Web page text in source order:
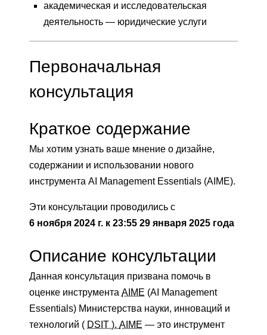
академическая и исследовательская
деятельность — юридические услуги
Первоначальная
консультация
Краткое содержание
Мы хотим узнать ваше мнение о дизайне,
содержании и использовании нового
инструмента AI Management Essentials (AIME).
Эти консультации проводились с
6 ноября 2024 г. к 23:55 29 января 2025 года
Описание консультации
Данная консультация призвана помочь в
оценке инструмента AIME (AI Management
Essentials) Министерства науки, инноваций и
технологий ( DSIT ). AIME — это инструмент